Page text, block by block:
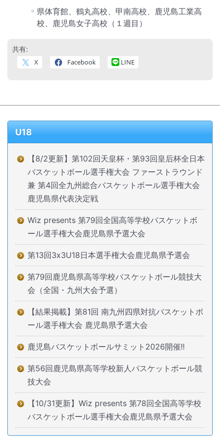
県体育館、鶴丸高校、甲南高校、鹿児島工業高
校、鹿児島女子高校（１週目）
共有:
X Facebook LINE
U18
【8/2更新】第102回天皇杯・第93回皇后杯全日本
バスケットボール選手権大会 ファーストラウンド
兼 第4回全九州総合バスケットボール選手権大会
鹿児島県代表決定戦
Wiz presents 第79回全国高等学校バスケットボ
ール選手権大会鹿児島県予選大会
第13回3x3U18日本選手権大会鹿児島県予選会
第79回鹿児島県高等学校バスケットボール競技大
会（全国・九州大会予選）
【結果掲載】第81回 南九州四県対抗バスケットボ
ール選手権大会 鹿児島県予選大会
鹿児島バスケットボールサミット2026開催!!
第56回鹿児島県高等学校新人バスケットボール競
技大会
【10/31更新】Wiz presents 第78回全国高等学校
バスケットボール選手権大会鹿児島県予選大会